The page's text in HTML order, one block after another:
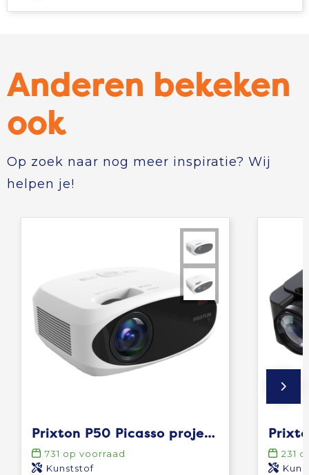
Anderen bekeken
ook
Op zoek naar nog meer inspiratie? Wij
helpen je!
Prixton P50 Picasso projector
731 op voorraad
Kunststof
231